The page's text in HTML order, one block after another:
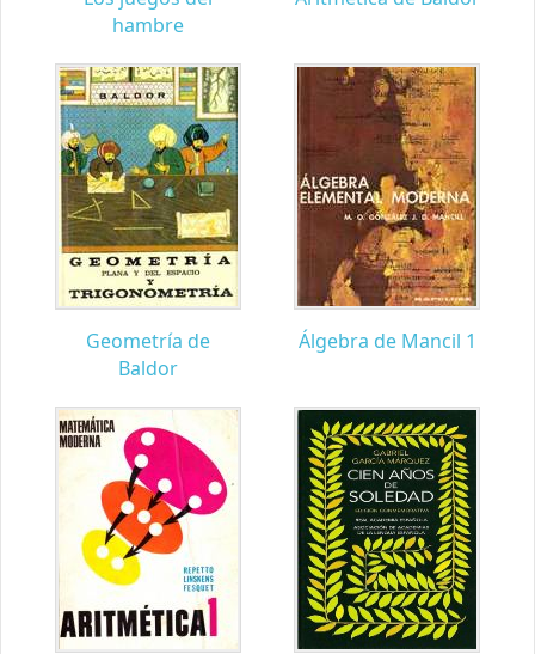
hambre
Geometría de
Baldor
Álgebra de Mancil 1